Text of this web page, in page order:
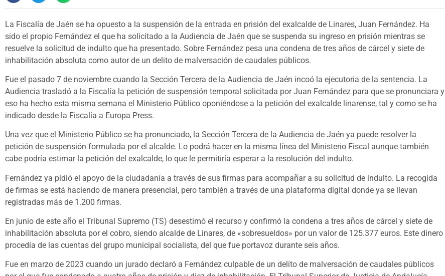
La Fiscalía de Jaén se ha opuesto a la suspensión de la entrada en prisión del exalcalde de Linares, Juan Fernández. Ha
sido el propio Fernández el que ha solicitado a la Audiencia de Jaén que se suspenda su ingreso en prisión mientras se
resuelve la solicitud de indulto que ha presentado. Sobre Fernández pesa una condena de tres años de cárcel y siete de
inhabilitación absoluta como autor de un delito de malversación de caudales públicos.
Fue el pasado 7 de noviembre cuando la Sección Tercera de la Audiencia de Jaén incoó la ejecutoria de la sentencia. La
Audiencia trasladó a la Fiscalía la petición de suspensión temporal solicitada por Juan Fernández para que se pronunciara y
eso ha hecho esta misma semana el Ministerio Público oponiéndose a la petición del exalcalde linarense, tal y como se ha
indicado desde la Fiscalía a Europa Press.
Una vez que el Ministerio Público se ha pronunciado, la Sección Tercera de la Audiencia de Jaén ya puede resolver la
petición de suspensión formulada por el alcalde. Lo podrá hacer en la misma línea del Ministerio Fiscal aunque también
cabe podría estimar la petición del exalcalde, lo que le permitiría esperar a la resolución del indulto.
Fernández ya pidió el apoyo de la ciudadanía a través de sus firmas para acompañar a su solicitud de indulto. La recogida
de firmas se está haciendo de manera presencial, pero también a través de una plataforma digital donde ya se llevan
registradas más de 1.200 firmas.
En junio de este año el Tribunal Supremo (TS) desestimó el recurso y confirmó la condena a tres años de cárcel y siete de
inhabilitación absoluta por el cobro, siendo alcalde de Linares, de «sobresueldos» por un valor de 125.377 euros. Este dinero
procedía de las cuentas del grupo municipal socialista, del que fue portavoz durante seis años.
Fue en marzo de 2023 cuando un jurado declaró a Fernández culpable de un delito de malversación de caudales públicos